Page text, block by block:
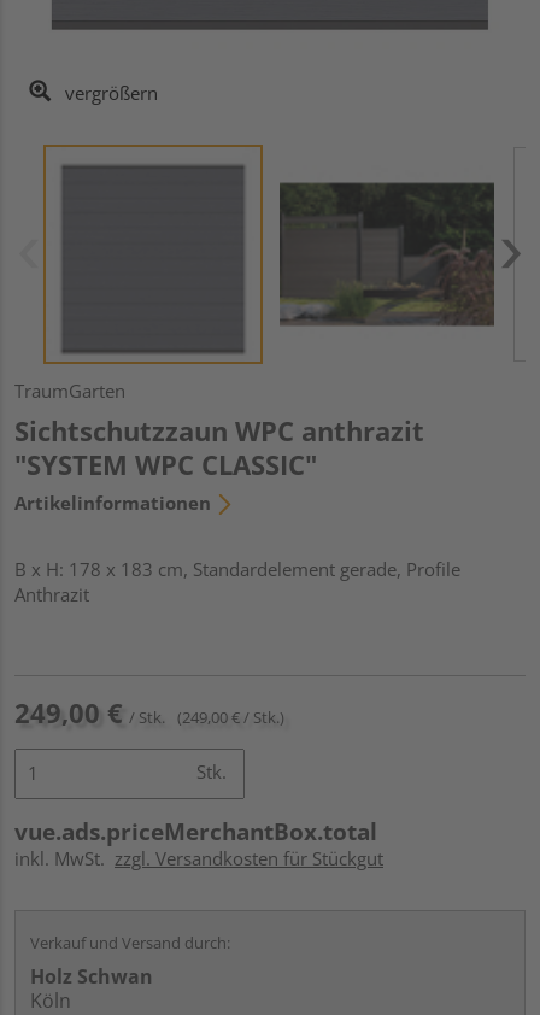
vergrößern
TraumGarten
Sichtschutzzaun WPC anthrazit
"SYSTEM WPC CLASSIC"
Artikelinformationen
B x H: 178 x 183 cm, Standardelement gerade, Profile
Anthrazit
249,00 € / Stk. (249,00 € / Stk.)
Stk.
vue.ads.priceMerchantBox.total
inkl. MwSt. zzgl. Versandkosten für Stückgut
Verkauf und Versand durch:
Holz Schwan
Köln